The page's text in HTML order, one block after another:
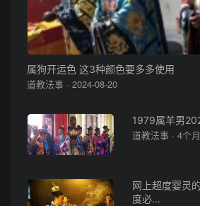
属狗开运色 这3种颜色要多多使用
道教法事 · 2024-08-20
1979属羊男
道教法事 · 4个
网上超度婴灵
度必...